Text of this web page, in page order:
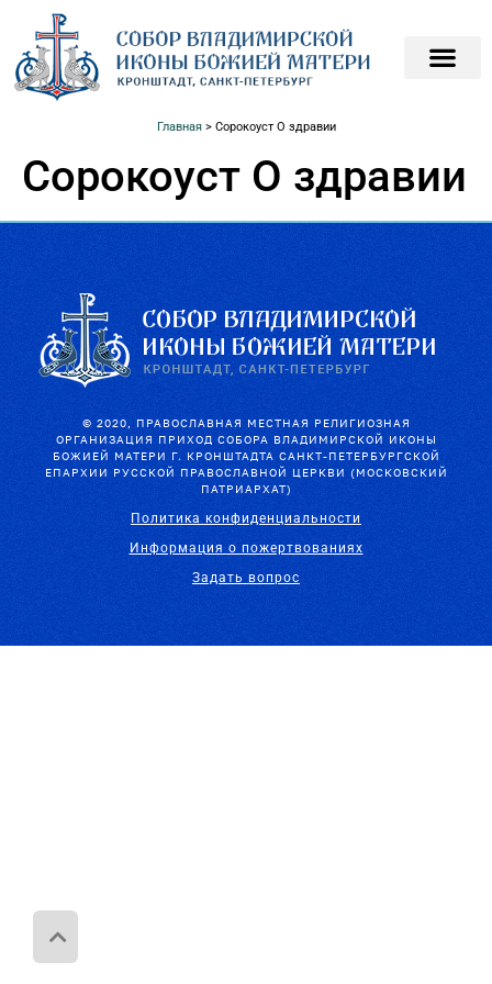
Главная> Сорокоуст О здравии
Сорокоуст О здравии
© 2020, ПРАВОСЛАВНАЯ МЕСТНАЯ РЕЛИГИОЗНАЯ
ОРГАНИЗАЦИЯ ПРИХОД СОБОРА ВЛАДИМИРСКОЙ ИКОНЫ
БОЖИЕЙ МАТЕРИ Г. КРОНШТАДТА САНКТ-ПЕТЕРБУРГСКОЙ
ЕПАРХИИ РУССКОЙ ПРАВОСЛАВНОЙ ЦЕРКВИ (МОСКОВСКИЙ
ПАТРИАРХАТ)
Политика конфиденциальности
Информация о пожертвованиях
Задать вопрос